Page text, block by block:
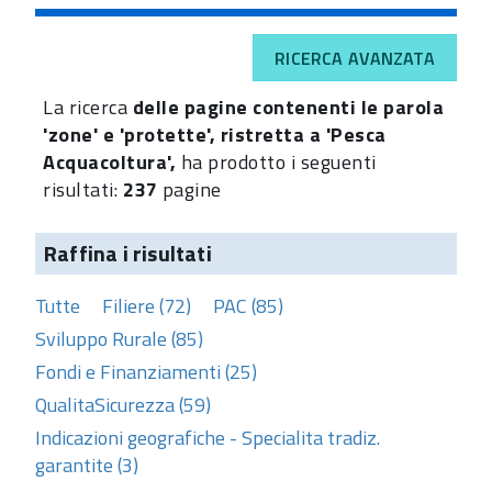
RICERCA AVANZATA
La ricerca delle pagine contenenti le parola
'zone' e 'protette', ristretta a 'Pesca
Acquacoltura', ha prodotto i seguenti
risultati: 237 pagine
Raffina i risultati
Tutte Filiere (72)
PAC (85)
Sviluppo Rurale (85)
Fondi e Finanziamenti (25)
QualitaSicurezza (59)
Indicazioni geografiche - Specialita tradiz.
garantite (3)